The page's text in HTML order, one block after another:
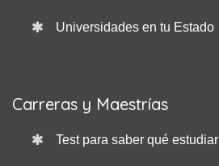
Universidades en tu Estado
Carreras y Maestrías
Test para saber qué estudiar